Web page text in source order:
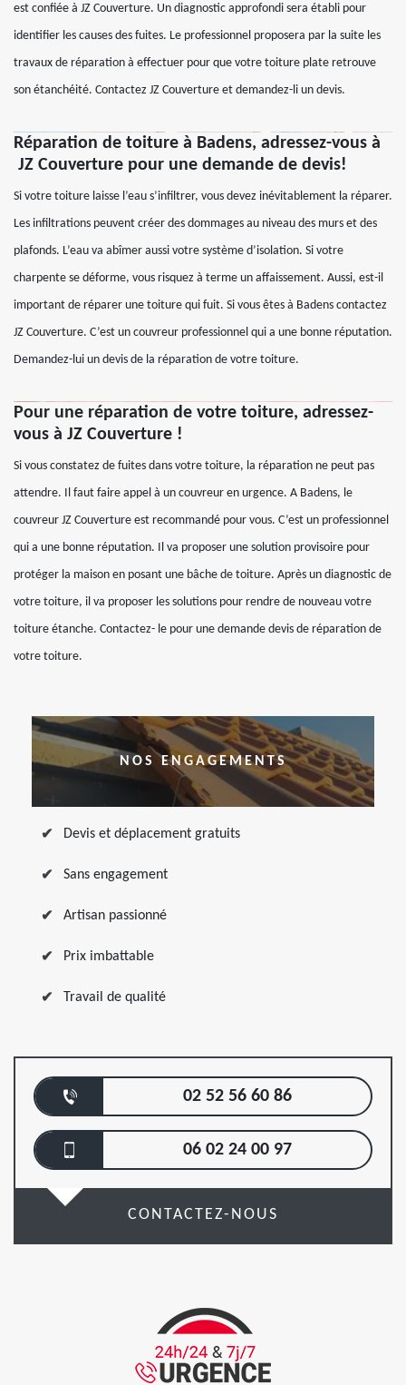
est confiée à JZ Couverture. Un diagnostic approfondi sera établi pour
identifier les causes des fuites. Le professionnel proposera par la suite les
travaux de réparation à effectuer pour que votre toiture plate retrouve
son étanchéité. Contactez JZ Couverture et demandez-li un devis.
Réparation de toiture à Badens, adressez-vous à
JZ Couverture pour une demande de devis!
Si votre toiture laisse l’eau s’infiltrer, vous devez inévitablement la réparer.
Les infiltrations peuvent créer des dommages au niveau des murs et des
plafonds. L’eau va abîmer aussi votre système d’isolation. Si votre
charpente se déforme, vous risquez à terme un affaissement. Aussi, est-il
important de réparer une toiture qui fuit. Si vous êtes à Badens contactez
JZ Couverture. C’est un couvreur professionnel qui a une bonne réputation.
Demandez-lui un devis de la réparation de votre toiture.
Pour une réparation de votre toiture, adressez-
vous à JZ Couverture !
Si vous constatez de fuites dans votre toiture, la réparation ne peut pas
attendre. Il faut faire appel à un couvreur en urgence. A Badens, le
couvreur JZ Couverture est recommandé pour vous. C’est un professionnel
qui a une bonne réputation. Il va proposer une solution provisoire pour
protéger la maison en posant une bâche de toiture. Après un diagnostic de
votre toiture, il va proposer les solutions pour rendre de nouveau votre
toiture étanche. Contactez- le pour une demande devis de réparation de
votre toiture.
NOS ENGAGEMENTS
Devis et déplacement gratuits
Sans engagement
Artisan passionné
Prix imbattable
Travail de qualité
02 52 56 60 86
06 02 24 00 97
CONTACTEZ-NOUS